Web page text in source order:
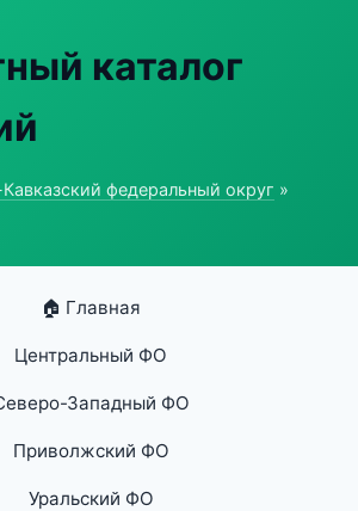
каталог
федеральный округ »
🏠 Главная
Центральный ФО
Западный ФО
Приволжский ФО
Уральский ФО